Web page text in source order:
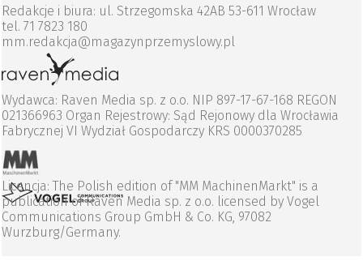
Redakcje i biura: ul. Strzegomska 42AB 53-611 Wrocław
tel. 71 7823 180
mm.redakcja@magazynprzemyslowy.pl
Wydawca: Raven Media sp. z o.o. NIP 897-17-67-168 REGON
021366963 Organ Rejestrowy: Sąd Rejonowy dla Wrocławia
Fabrycznej VI Wydział Gospodarczy KRS 0000370285
Licencja: The Polish edition of "MM MachinenMarkt" is a
publication of Raven Media sp. z o.o. licensed by Vogel
Communications Group GmbH & Co. KG, 97082
Wurzburg/Germany.